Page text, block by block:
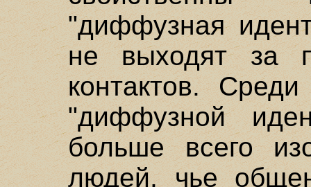
"диффузная
не выходят за
контактов.
"диффузной
больше всего
людей, чье